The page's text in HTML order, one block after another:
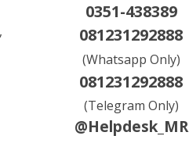
0351-438389
081231292888
(Whatsapp Only)
081231292888
(Telegram Only)
@Helpdesk_MR